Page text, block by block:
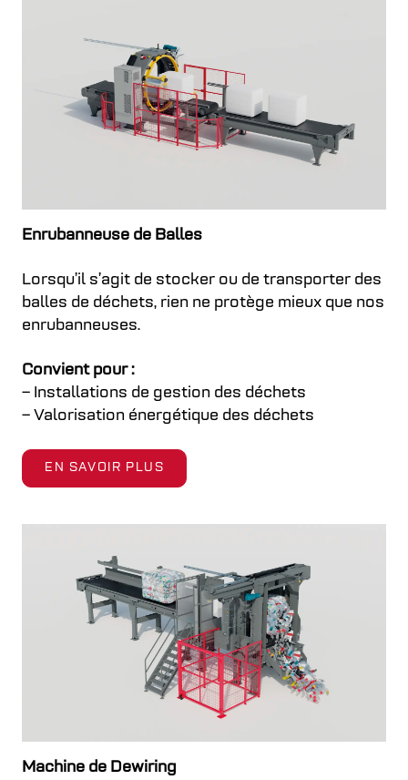
Enrubanneuse de Balles
Lorsqu’il s’agit de stocker ou de transporter des
balles de déchets, rien ne protège mieux que nos
enrubanneuses.
Convient pour :
– Installations de gestion des déchets
– Valorisation énergétique des déchets
EN SAVOIR PLUS
Machine de Dewiring